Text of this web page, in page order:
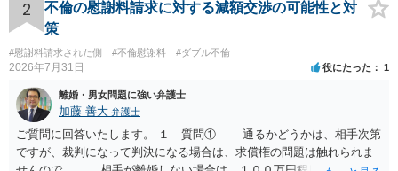
やり取り等の経緯、誓約書の内容等を踏まえて、関係を清算するため
の 金銭であったと評価される可能性はあると考えます。 ② 「今後一
切関与しないなら100万円振り込む」というLINEや誓約書は、裁判上
どの程度証拠価値があるのか ⇒前後のやり取りや誓約書の具体的内容
を見ない限り、具体的な判断はできませんが、一定の証拠価値はある
と考えます。 ③ 借用書があっても、後から100万円を貸付扱いに変更
することは認められるのか。 ⇒おそらく１００万円は不当利得（受け
取る正当な権利がないのに利益を取得した）として返還請求されてい
るものかと推察しますので、 貸金返還ではないかと存じます。 ④ 私
は現在、収入も不安定で貯金もなくリボ払い借金が既に約100万あり。
2
不倫の慰謝料請求に対する減額交渉の可能性と対
策
#慰謝料請求された側 #不倫慰謝料 #ダブル不倫
2026年7月31日 役にたった 1
離婚・男女問題に強い弁護士
加藤 善大 弁護士
ご質問に回答いたします。 １ 質問① 通るかどうかは、相手次第
ですが、裁判になって判決になる場合は、求償権の問題は触れられま